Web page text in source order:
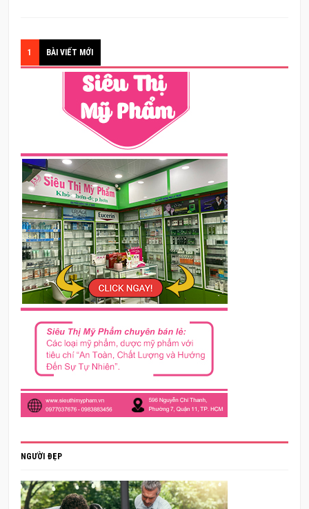
1 BÀI VIẾT MỚI
NGƯỜI ĐẸP